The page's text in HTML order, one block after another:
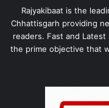
Rajyakibaat is the
Chhattisgarh providing
readers. Fast and
the prime objective that